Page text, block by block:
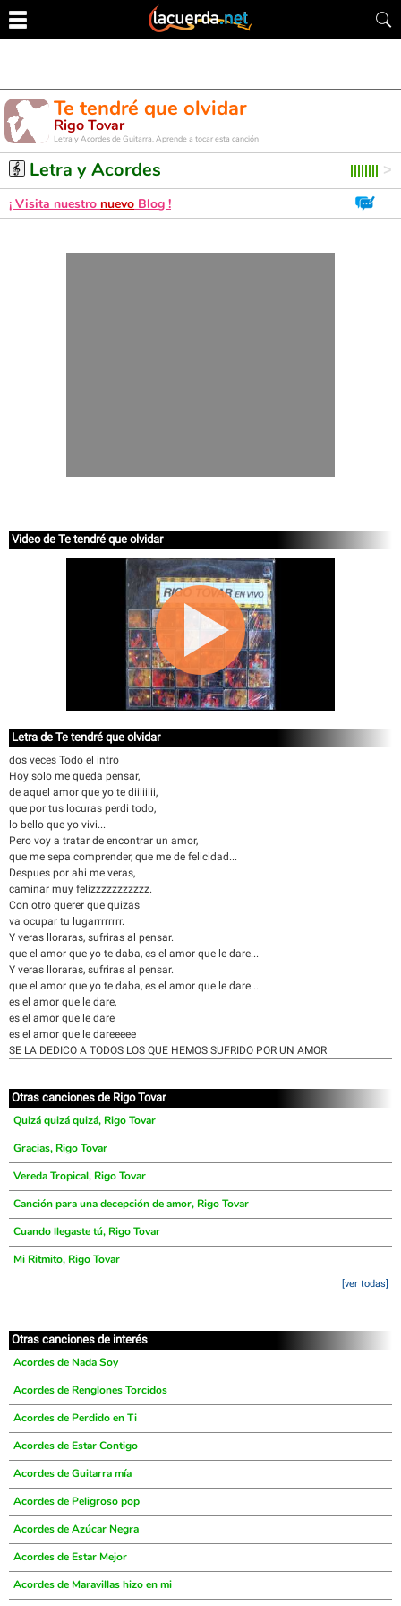
Te tendré que olvidar
Rigo Tovar
Letra y Acordes de Guitarra. Aprende a tocar esta canción
Letra y Acordes
¡ Visita nuestro nuevo Blog !
Video de Te tendré que olvidar
Letra de Te tendré que olvidar
dos veces Todo el intro
Hoy solo me queda pensar,
de aquel amor que yo te diiiiiiii,
que por tus locuras perdi todo,
lo bello que yo vivi...
Pero voy a tratar de encontrar un amor,
que me sepa comprender, que me de felicidad...
Despues por ahi me veras,
caminar muy felizzzzzzzzzzz.
Con otro querer que quizas
va ocupar tu lugarrrrrrrr.
Y veras lloraras, sufriras al pensar.
que el amor que yo te daba, es el amor que le dare...
Y veras lloraras, sufriras al pensar.
que el amor que yo te daba, es el amor que le dare...
es el amor que le dare,
es el amor que le dare
es el amor que le dareeeee
SE LA DEDICO A TODOS LOS QUE HEMOS SUFRIDO POR UN AMOR
Otras canciones de Rigo Tovar
Quizá quizá quizá, Rigo Tovar
Gracias, Rigo Tovar
Vereda Tropical, Rigo Tovar
Canción para una decepción de amor, Rigo Tovar
Cuando llegaste tú, Rigo Tovar
Mi Ritmito, Rigo Tovar
[ver todas]
Otras canciones de interés
Acordes de Nada Soy
Acordes de Renglones Torcidos
Acordes de Perdido en Ti
Acordes de Estar Contigo
Acordes de Guitarra mía
Acordes de Peligroso pop
Acordes de Azúcar Negra
Acordes de Estar Mejor
Acordes de Maravillas hizo en mi